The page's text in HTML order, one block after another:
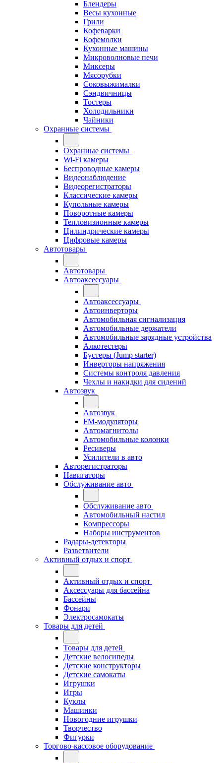
Блендеры
Весы кухонные
Грили
Кофеварки
Кофемолки
Кухонные машины
Микроволновые печи
Миксеры
Мясорубки
Соковыжималки
Сэндвичницы
Тостеры
Холодильники
Чайники
Охранные системы
Охранные системы
Wi-Fi камеры
Беспроводные камеры
Видеонаблюдение
Видеорегистраторы
Классические камеры
Купольные камеры
Поворотные камеры
Тепловизионные камеры
Цилиндрические камеры
Цифровые камеры
Автотовары
Автотовары
Автоаксессуары
Автоаксессуары
Автоинверторы
Автомобильная сигнализация
Автомобильные держатели
Автомобильные зарядные устройства
Алкотестеры
Бустеры (Jump starter)
Инверторы напряжения
Системы контроля давления
Чехлы и накидки для сидений
Автозвук
Автозвук
FM-модуляторы
Автомагнитолы
Автомобильные колонки
Ресиверы
Усилители в авто
Авторегистраторы
Навигаторы
Обслуживание авто
Обслуживание авто
Автомобильный настил
Компрессоры
Наборы инструментов
Радары-детекторы
Разветвители
Активный отдых и спорт
Активный отдых и спорт
Аксессуары для бассейна
Бассейны
Фонари
Электросамокаты
Товары для детей
Товары для детей
Детские велосипеды
Детские конструкторы
Детские самокаты
Игрушки
Игры
Куклы
Машинки
Новогодние игрушки
Творчество
Фигурки
Торгово-кассовое оборудование